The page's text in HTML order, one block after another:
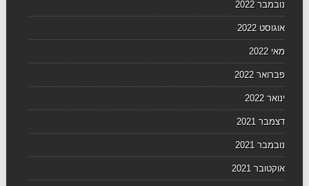
נובמבר 2022
אוגוסט 2022
מאי 2022
פברואר 2022
ינואר 2022
דצמבר 2021
נובמבר 2021
אוקטובר 2021